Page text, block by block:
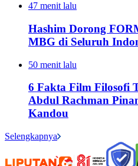
47 menit lalu
Hashim Dorong
MBG di Seluruh
50 menit lalu
6 Fakta Film Filosofi
Abdul Rachman
Kandou
Selengkapnya